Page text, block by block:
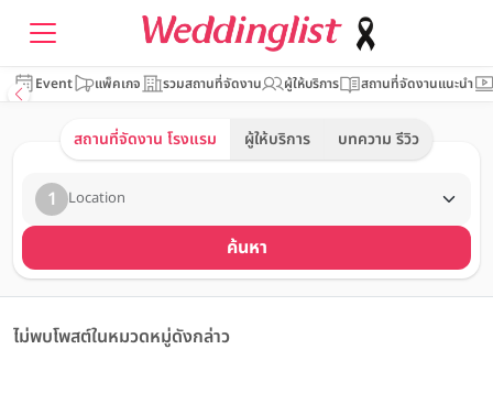
Event แพ็คเกจ รวมสถานที่จัดงาน ผู้ให้บริการ สถานที่จัดงานแนะนำ
สถานที่จัดงาน โรงแรม ผู้ให้บริการ บทความ รีวิว
1 Location
ค้นหา
ไม่พบโพสต์ในหมวดหมู่ดังกล่าว